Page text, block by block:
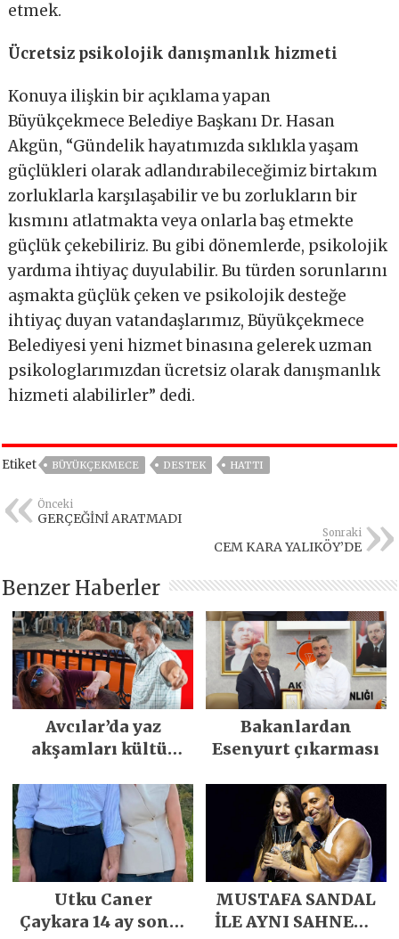
etmek.
Ücretsiz psikolojik danışmanlık hizmeti
Konuya ilişkin bir açıklama yapan
Büyükçekmece Belediye Başkanı Dr. Hasan
Akgün, “Gündelik hayatımızda sıklıkla yaşam
güçlükleri olarak adlandırabileceğimiz birtakım
zorluklarla karşılaşabilir ve bu zorlukların bir
kısmını atlatmakta veya onlarla baş etmekte
güçlük çekebiliriz. Bu gibi dönemlerde, psikolojik
yardıma ihtiyaç duyulabilir. Bu türden sorunlarını
aşmakta güçlük çeken ve psikolojik desteğe
ihtiyaç duyan vatandaşlarımız, Büyükçekmece
Belediyesi yeni hizmet binasına gelerek uzman
psikologlarımızdan ücretsiz olarak danışmanlık
hizmeti alabilirler” dedi.
Etiket BÜYÜKÇEKMECE DESTEK HATTI
Önceki
GERÇEĞİNİ ARATMADI
Sonraki
CEM KARA YALIKÖY’DE
Benzer Haberler
Avcılar’da yaz
akşamları kültür
eğlenceyle
renkleniyor
Bakanlardan
Esenyurt çıkarması
Utku Caner
Çaykara 14 ay sonra
MUSTAFA SANDAL
İLE AYNI SAHNEDE